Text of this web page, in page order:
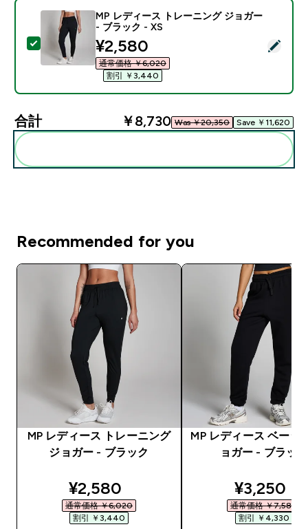
この商品を選択 - MP レディース トレーニング ジョ
MP レディース トレーニング ジョガー
- ブラック - XS
discounted price
¥2,580‎
通常価格 ￥6,020‎
割引 ￥3,440‎
合計 ￥8,730‎ Was ￥20,350‎ Save ￥11,620‎
Recommended for you
MP レディース トレーニング
ジョガー - ブラック
discounted price
¥2,580‎
通常価格 ￥6,020‎
割引 ￥3,440‎
MP レディース ベーシ
ョガー - ブラック
¥3,250‎
通常価格 ￥7,580‎
割引 ￥4,330‎